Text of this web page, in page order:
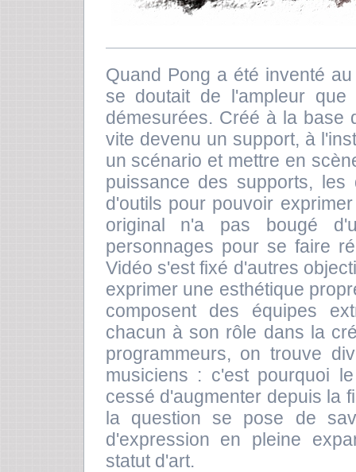
Quand Pong a été inventé
se doutait de l'ampleur
démesurées. Créé à la base
vite devenu un support, à
un scénario et mettre en
puissance des supports,
d'outils pour pouvoir
original n'a pas bougé
personnages pour se faire
Vidéo s'est fixé d'autres
exprimer une esthétique
composent des équipes
chacun à son rôle dans la
programmeurs, on trouve
musiciens : c'est pourquoi
cessé d'augmenter depuis la
la question se pose de
d'expression en pleine
statut d'art.